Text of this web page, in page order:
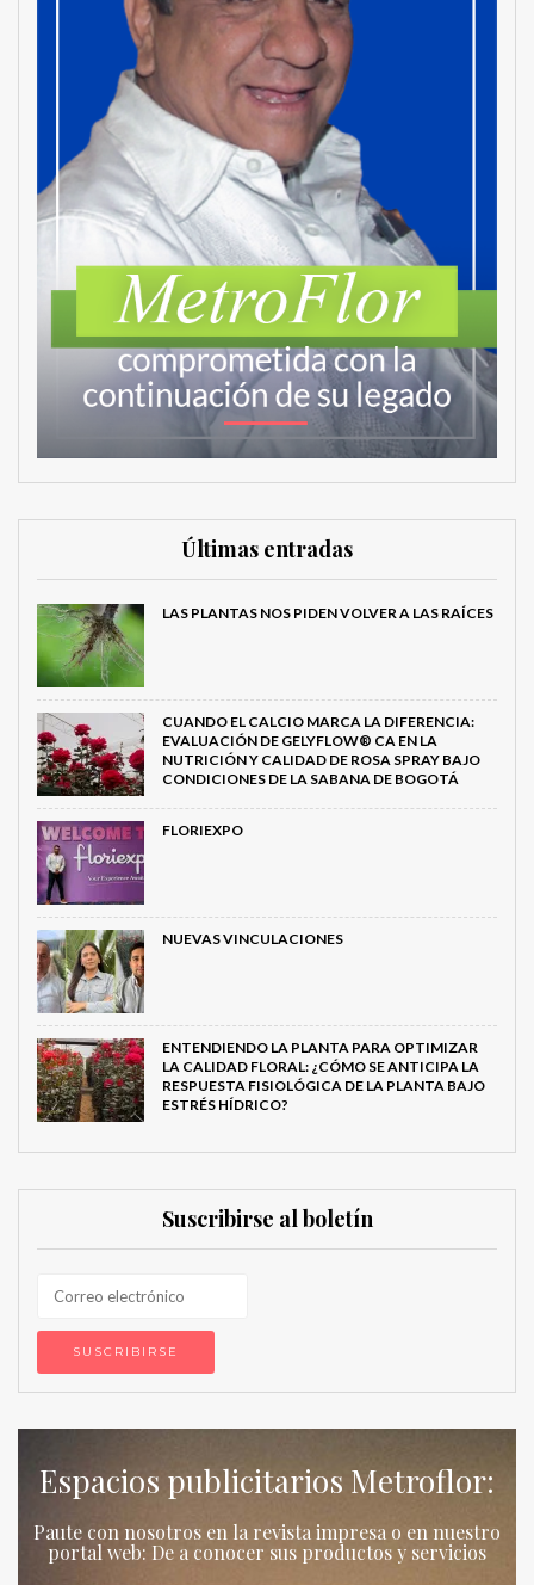
Últimas entradas
LAS PLANTAS NOS PIDEN VOLVER A LAS RAÍCES
CUANDO EL CALCIO MARCA LA DIFERENCIA:
EVALUACIÓN DE GELYFLOW® CA EN LA
NUTRICIÓN Y CALIDAD DE ROSA SPRAY BAJO
CONDICIONES DE LA SABANA DE BOGOTÁ
FLORIEXPO
NUEVAS VINCULACIONES
ENTENDIENDO LA PLANTA PARA OPTIMIZAR
LA CALIDAD FLORAL: ¿CÓMO SE ANTICIPA LA
RESPUESTA FISIOLÓGICA DE LA PLANTA BAJO
ESTRÉS HÍDRICO?
Suscribirse al boletín
Espacios publicitarios Metroflor:
Paute con nosotros en la revista impresa o en nuestro
portal web: De a conocer sus productos y servicios